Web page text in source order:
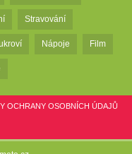
Stravování
Nápoje Film
OCHRANY OSOBNÍCH ÚDAJŮ